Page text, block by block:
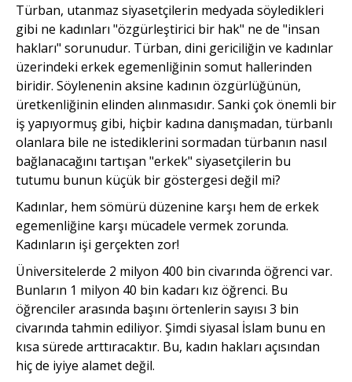
Türban, utanmaz siyasetçilerin medyada söyledikleri
gibi ne kadınları "özgürleştirici bir hak" ne de "insan
hakları" sorunudur. Türban, dini gericiliğin ve kadınlar
üzerindeki erkek egemenliğinin somut hallerinden
biridir. Söylenenin aksine kadının özgürlüğünün,
üretkenliğinin elinden alınmasıdır. Sanki çok önemli bir
iş yapıyormuş gibi, hiçbir kadına danışmadan, türbanlı
olanlara bile ne istediklerini sormadan türbanın nasıl
bağlanacağını tartışan "erkek" siyasetçilerin bu
tutumu bunun küçük bir göstergesi değil mi?
Kadınlar, hem sömürü düzenine karşı hem de erkek
egemenliğine karşı mücadele vermek zorunda.
Kadınların işi gerçekten zor!
Üniversitelerde 2 milyon 400 bin civarında öğrenci var.
Bunların 1 milyon 40 bin kadarı kız öğrenci. Bu
öğrenciler arasında başını örtenlerin sayısı 3 bin
civarında tahmin ediliyor. Şimdi siyasal İslam bunu en
kısa sürede arttıracaktır. Bu, kadın hakları açısından
hiç de iyiye alamet değil.